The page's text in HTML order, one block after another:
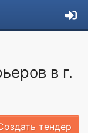
в г.
тендер